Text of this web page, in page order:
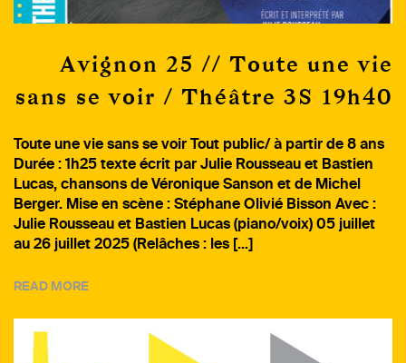
Avignon 25 // Toute une vie
sans se voir / Théâtre 3S 19h40
Toute une vie sans se voir Tout public/ à partir de 8 ans
Durée : 1h25 texte écrit par Julie Rousseau et Bastien
Lucas, chansons de Véronique Sanson et de Michel
Berger. Mise en scène : Stéphane Olivié Bisson Avec :
Julie Rousseau et Bastien Lucas (piano/voix) 05 juillet
au 26 juillet 2025 (Relâches : les […]
READ MORE